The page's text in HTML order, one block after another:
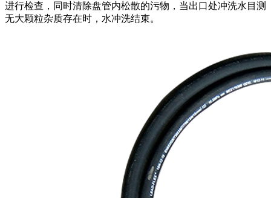
进行检查，同时清除盘管内松散的污物，当出口处冲洗水目测
无大颗粒杂质存在时，水冲洗结束。